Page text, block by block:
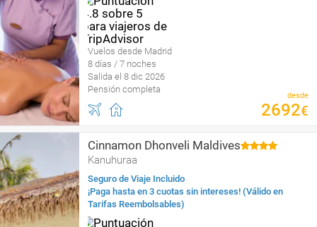
Vuelos desde Madrid
8 días / 7 noches
Salida el 8 dic 2026
Pensión completa
desde
2692€
Cinnamon Dhonveli Maldives
Kanuhuraa
Seguro de Viaje Incluido
¡Paga hasta en 3 cuotas sin intereses! (Válido en
Tarifas Reembolsables)